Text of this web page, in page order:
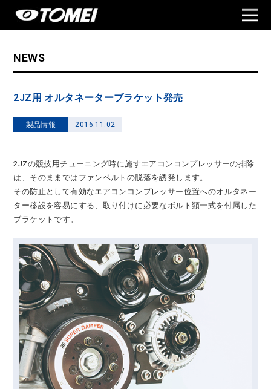
NEWS
2JZ用 オルタネーターブラケット発売
製品情報 2016.11.02
2JZの競技用チューニング時に施すエアコンコンプレッサーの排除
は、そのままではファンベルトの脱落を誘発します。
その防止として有効なエアコンコンプレッサー位置へのオルタネー
ター移設を容易にする、取り付けに必要なボルト類一式を付属した
ブラケットです。